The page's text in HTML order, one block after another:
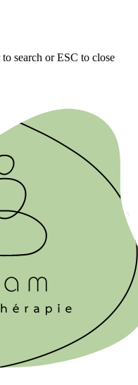
search or ESC to close